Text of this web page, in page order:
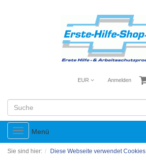
EUR Anmelden
Toggle
navigation
Menü
Sie sind hier: Diese Webseite verwendet Cookies